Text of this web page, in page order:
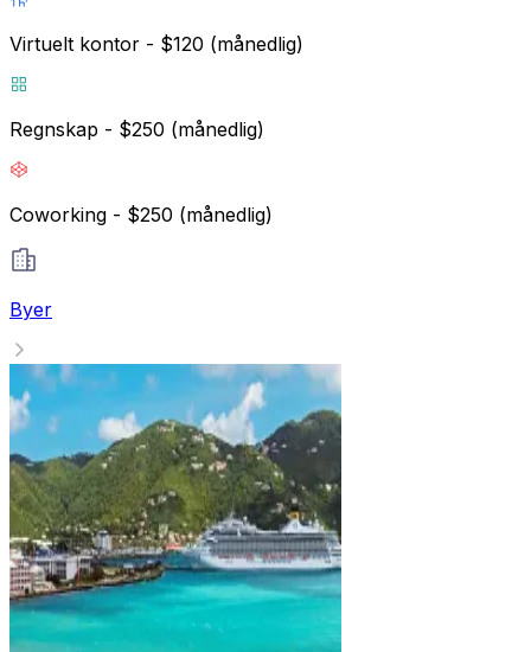
Virtuelt kontor - $120 (månedlig)
Regnskap - $250 (månedlig)
Coworking - $250 (månedlig)
Byer